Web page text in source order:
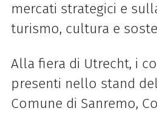
mercati strategici e
turismo, cultura e
Alla fiera di Utrecht, i
presenti nello stand
Comune di Sanremo,